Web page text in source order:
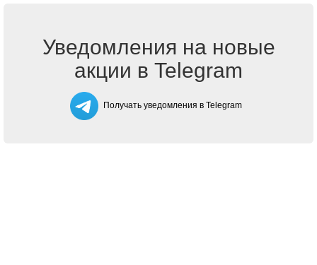
Уведомления на новые
акции в Telegram
Получать уведомления в Telegram